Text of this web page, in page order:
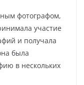
фотографом,
участие
и получала
была
в нескольких